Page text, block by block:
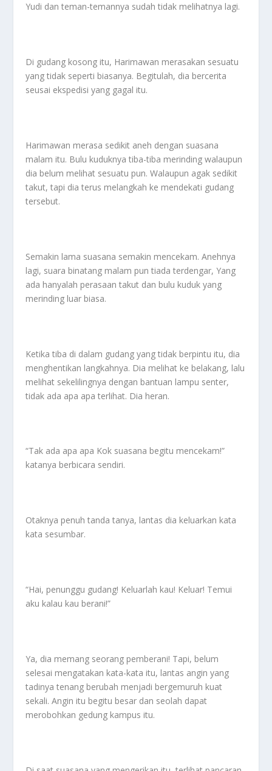
Yudi dan teman-temannya sudah tidak melihatnya lagi.
Di gudang kosong itu, Harimawan merasakan sesuatu
yang tidak seperti biasanya. Begitulah, dia bercerita
seusai ekspedisi yang gagal itu.
Harimawan merasa sedikit aneh dengan suasana
malam itu. Bulu kuduknya tiba-tiba merinding walaupun
dia belum melihat sesuatu pun. Walaupun agak sedikit
takut, tapi dia terus melangkah ke mendekati gudang
tersebut.
Semakin lama suasana semakin mencekam. Anehnya
lagi, suara binatang malam pun tiada terdengar, Yang
ada hanyalah perasaan takut dan bulu kuduk yang
merinding luar biasa.
Ketika tiba di dalam gudang yang tidak berpintu itu, dia
menghentikan langkahnya. Dia melihat ke belakang, lalu
melihat sekelilingnya dengan bantuan lampu senter,
tidak ada apa apa terlihat. Dia heran.
“Tak ada apa apa Kok suasana begitu mencekam!”
katanya berbicara sendiri.
Otaknya penuh tanda tanya, lantas dia keluarkan kata
kata sesumbar.
“Hai, penunggu gudang! Keluarlah kau! Keluar! Temui
aku kalau kau berani!”
Ya, dia memang seorang pemberani! Tapi, belum
selesai mengatakan kata-kata itu, lantas angin yang
tadinya tenang berubah menjadi bergemuruh kuat
sekali. Angin itu begitu besar dan seolah dapat
merobohkan gedung kampus itu.